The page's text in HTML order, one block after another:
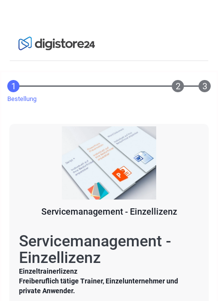
Bestellung
Servicemanagement - Einzellizenz
Servicemanagement -
Einzellizenz
Einzeltrainerlizenz
Freiberuflich tätige Trainer, Einzelunternehmer und
private Anwender.